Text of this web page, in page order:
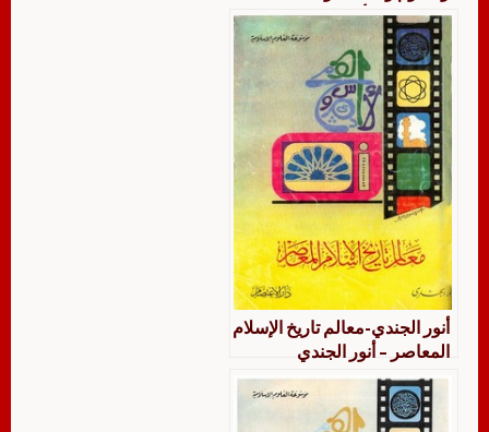
المعاصرة – أنور الجندي
أنور الجندي-معالم تاريخ الإسلام
المعاصر – أنور الجندي